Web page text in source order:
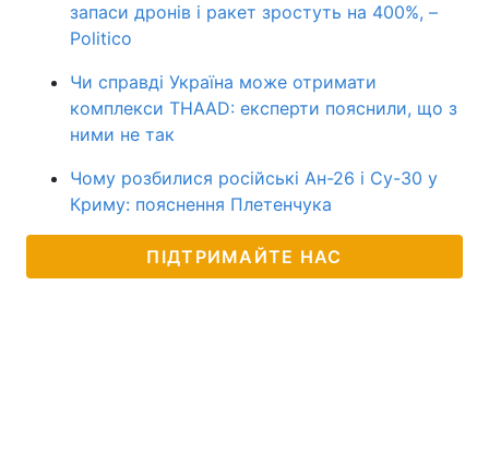
запаси дронів і ракет зростуть на 400%, –
Politico
Чи справді Україна може отримати
комплекси THAAD: експерти пояснили, що з
ними не так
Чому розбилися російські Ан-26 і Су-30 у
Криму: пояснення Плетенчука
ПІДТРИМАЙТЕ НАС